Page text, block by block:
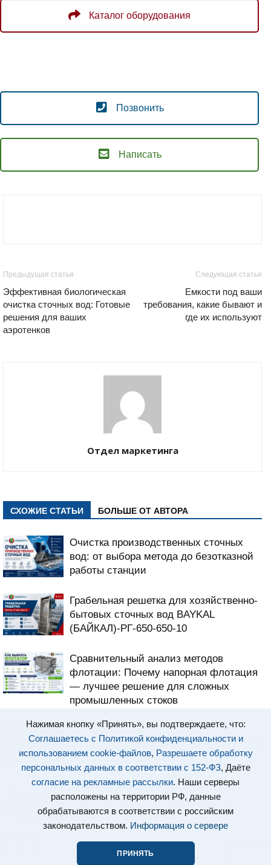
Нажимая кнопку «Принять», вы подтверждаете, что:
Соглашаетесь с Политикой конфиденциальности и
использованием cookie-файлов, Разрешаете обработку
персональных данных в соответствии с 152-ФЗ, Даёте
согласие на рекламные рассылки. Наши серверы
расположены на территории РФ, данные
обрабатываются в соответствии с российским
законодательством. Информация о сервере
ПРИНЯТЬ
Каталог оборудования
Позвонить
Написать
Предыдущая статья
Эффективная биологическая
очистка сточных вод: Готовые
решения для ваших
аэротенков
Следующая статья
Емкости под ваши
требования, какие бывают и
где их используют
Отдел маркетинга
СХОЖИЕ СТАТЬИ БОЛЬШЕ ОТ АВТОРА
Очистка производственных сточных
вод: от выбора метода до безотказной
работы станции
Грабельная решетка для хозяйственно-
бытовых сточных вод BAYKAL
(БАЙКАЛ)-РГ-650-650-10
Сравнительный анализ методов
флотации: Почему напорная флотация
— лучшее решение для сложных
промышленных стоков
Как увеличить срок службы
оборудования очистных сооружений в 2
раза | Аудит и сервис
Искусственный интеллект в
водоочистке: AI, IoT и цифровые
двойники